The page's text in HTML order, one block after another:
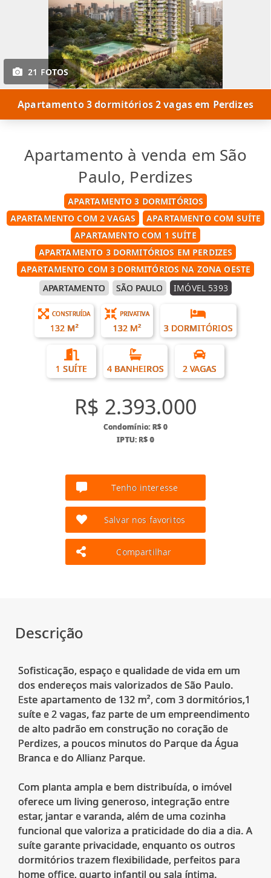
21 FOTOS
Apartamento 3 dormitórios 2 vagas em Perdizes
Apartamento à venda em São
Paulo, Perdizes
APARTAMENTO 3 DORMITÓRIOS
APARTAMENTO COM 2 VAGAS
APARTAMENTO COM SUÍTE
APARTAMENTO COM 1 SUÍTE
APARTAMENTO 3 DORMITÓRIOS EM PERDIZES
APARTAMENTO COM 3 DORMITÓRIOS NA ZONA OESTE
APARTAMENTO
SÃO PAULO IMÓVEL 5393
CONSTRUÍDA
132 M²
PRIVATIVA
132 M² 3 DORMITÓRIOS
1 SUÍTE 4 BANHEIROS 2 VAGAS
R$ 2.393.000
Condomínio: R$ 0
IPTU: R$ 0
Tenho interesse
Salvar nos favoritos
Compartilhar
Descrição
Sofisticação, espaço e qualidade de vida em um
dos endereços mais valorizados de São Paulo.
Este apartamento de 132 m², com 3 dormitórios,1
suíte e 2 vagas, faz parte de um empreendimento
de alto padrão em construção no coração de
Perdizes, a poucos minutos do Parque da Água
Branca e do Allianz Parque.
Com planta ampla e bem distribuída, o imóvel
oferece um living generoso, integração entre
estar, jantar e varanda, além de uma cozinha
funcional que valoriza a praticidade do dia a dia. A
suíte garante privacidade, enquanto os outros
dormitórios trazem flexibilidade, perfeitos para
home office, quarto infantil ou sala íntima.